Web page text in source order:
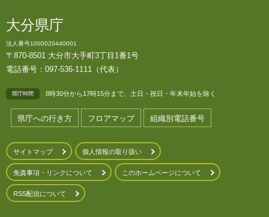
大分県庁
法人番号1000020440001
〒870-8501 大分市大手町3丁目1番1号
電話番号：097-536-1111（代表）
開庁時間 8時30分から17時15分まで、土日・祝日・年末年始を除く
県庁への行き方 フロアマップ 組織別電話番号
サイトマップ 個人情報の取り扱い
免責事項・リンクについて このホームページについて
RSS配信について